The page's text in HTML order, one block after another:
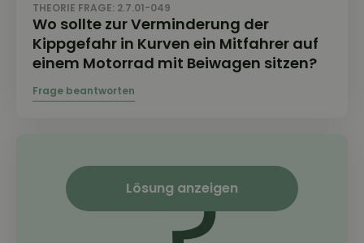
Lösung anzeigen
THEORIE FRAGE: 2.7.01-049
Wo sollte zur Verminderung der
Kippgefahr in Kurven ein Mitfahrer auf
einem Motorrad mit Beiwagen sitzen?